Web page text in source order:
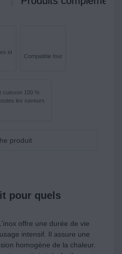
et
Compatible four
cuisson 100 %
les saveurs
produit
pour quels
offre une durée de vie
intensif. Il assure une
homogène de la chaleur.